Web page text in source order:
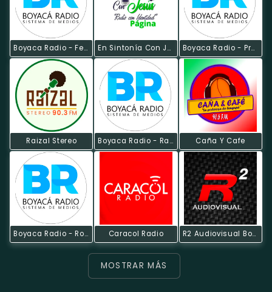
Boyaca Radio - Festival Digital En Sintonía Con Jesús Boyaca Radio - Provincia Ricaurte
Raizal Stereo Boyaca Radio - Radio Celular Caña Y Cafe
Boyaca Radio - Rock Digital Caracol Radio R2 Audiovisual Boyacá
MOSTRAR MÁS